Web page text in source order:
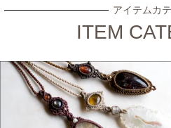
アイテムカ
ITEM